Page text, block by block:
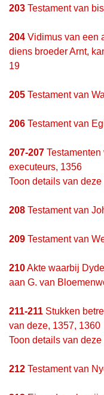
203 Testament van
204 Vidimus van een
diens broeder Arnt,
19
205 Testament van
206 Testament van
207-207
executeurs, 1356
Toon details van
208 Testament van
209 Testament van
210Akte waarbij
aan G. van
211-211 Stukken
van deze, 1357, 1360
Toon details van
212 Testament van